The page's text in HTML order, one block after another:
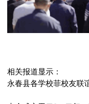
相关报道显示：
永春县各学校菲校友联